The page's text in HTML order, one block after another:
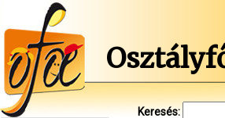
Keresés: